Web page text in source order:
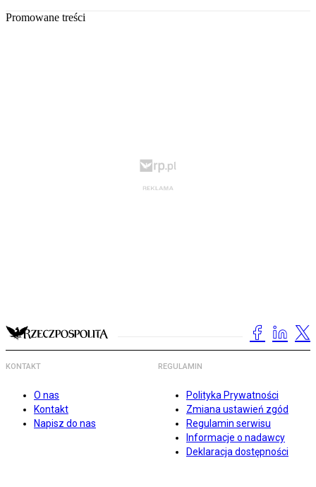
Promowane treści
KONTAKT
O nas
Kontakt
Napisz do nas
REGULAMIN
Polityka Prywatności
Zmiana ustawień zgód
Regulamin serwisu
Informacje o nadawcy
Deklaracja dostępności